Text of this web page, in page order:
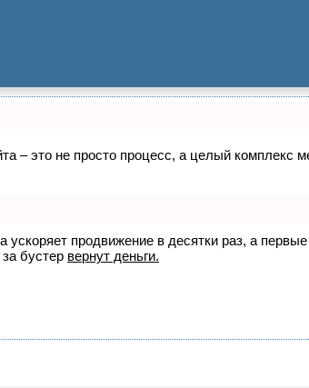
– это не просто процесс, а целый комплекс
ускоряет продвижение в десятки раз, а
за бустер вернут деньги.